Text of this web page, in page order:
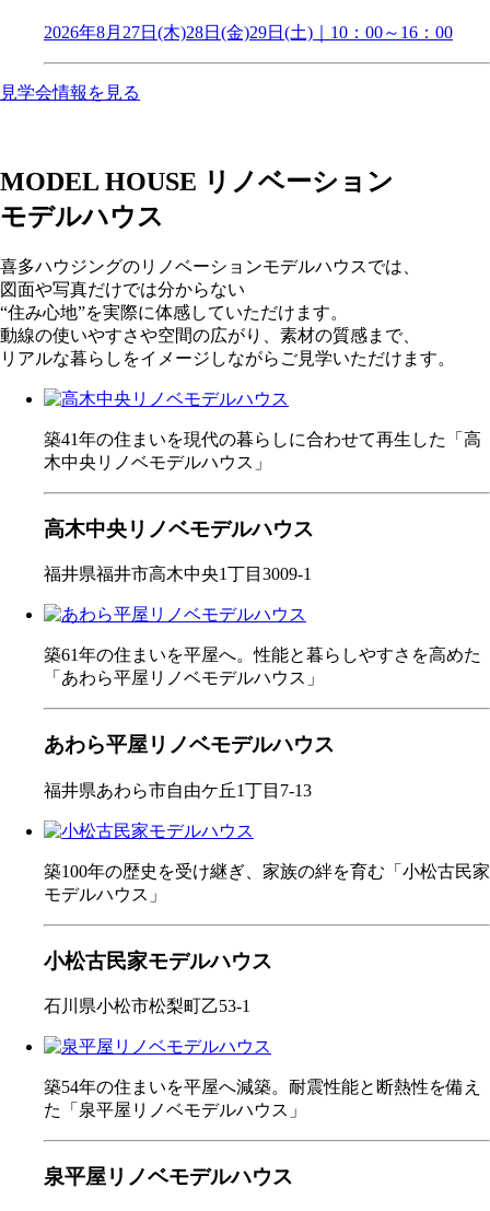
2026年8月27日(木)28日(金)29日(土)｜10：00～16：00
見学会情報を見る
MODEL HOUSE リノベーション
モデルハウス
喜多ハウジングのリノベーションモデルハウスでは、
図面や写真だけでは分からない
“住み心地”を実際に体感していただけます。
動線の使いやすさや空間の広がり、素材の質感まで、
リアルな暮らしをイメージしながらご見学いただけます。
築41年の住まいを現代の暮らしに合わせて再生した「高
木中央リノベモデルハウス」
高木中央リノベモデルハウス
福井県福井市高木中央1丁目3009-1
築61年の住まいを平屋へ。性能と暮らしやすさを高めた
「あわら平屋リノベモデルハウス」
あわら平屋リノベモデルハウス
福井県あわら市自由ケ丘1丁目7-13
築100年の歴史を受け継ぎ、家族の絆を育む「小松古民家
モデルハウス」
小松古民家モデルハウス
石川県小松市松梨町乙53-1
築54年の住まいを平屋へ減築。耐震性能と断熱性を備え
た「泉平屋リノベモデルハウス」
泉平屋リノベモデルハウス